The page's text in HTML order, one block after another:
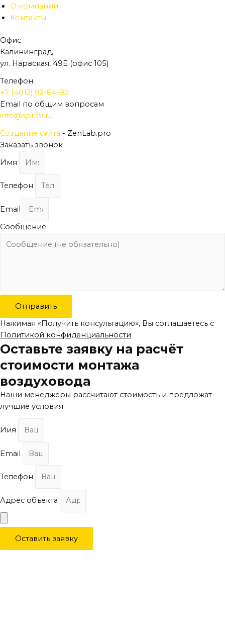
О компании
Контакты
Офис
Калининград,
ул. Нарвская, 49Е (офис 105)
Телефон
+7 (4012) 92-64-92
Email по общим вопросам
info@spr39.ru
Создание сайта - ZenLab.pro
Заказать звонок
Имя
Телефон
Email
Сообщение
Отправить
Нажимая «Получить консультацию», Вы соглашаетесь с
Политикой конфиденциальности
Оставьте заявку на расчёт
стоимости монтажа
воздуховода
Наши менеджеры рассчитают стоимость и предложат
лучшие условия
Иия
Email
Телефон
Адрес объекта
Оставить заявку